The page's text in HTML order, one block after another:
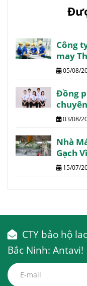
Công
may
Bình
review
chất
05/08/
Đồng
Long
theo
cầu
03/08/
Nhà
Gạch
Phúc:
chi tiết
15/07/
CTY bảo hộ
Bắc Ninh: Antavi!